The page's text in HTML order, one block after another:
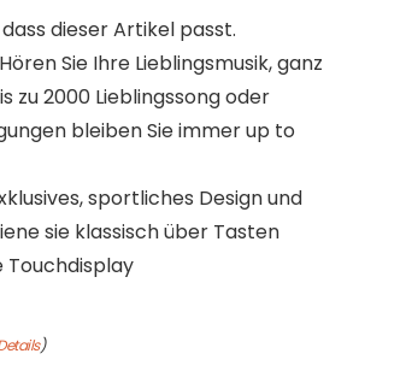
dieser Artikel passt.
Sie Ihre Lieblingsmusik, ganz
zu 2000 Lieblingssong oder
bleiben Sie immer up to
sportliches Design und
sie klassisch über Tasten
Touchdisplay
)